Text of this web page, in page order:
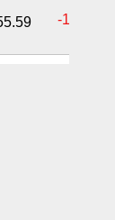
-1.36%